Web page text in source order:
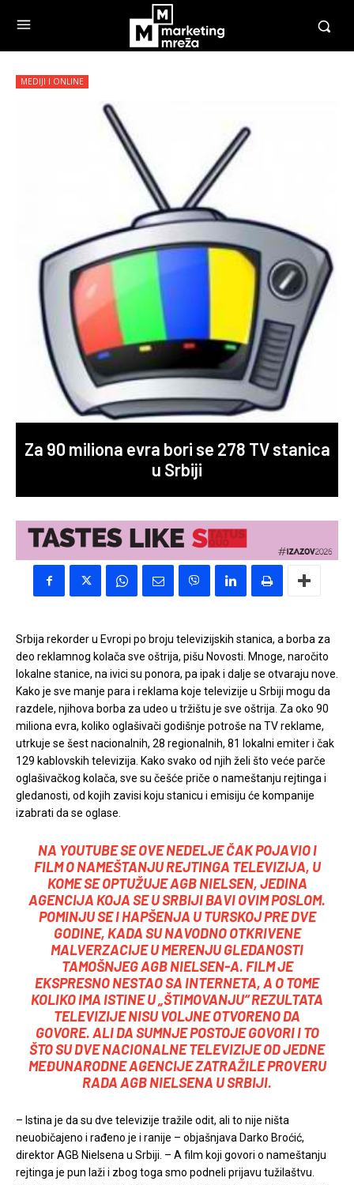
MEDIJI I ONLINE
Za 90 miliona evra bori se 278 TV stanica
u Srbiji
Srbija rekorder u Evropi po broju televizijskih stanica, a borba za
deo reklamnog kolača sve oštrija, pišu Novosti. Mnoge, naročito
lokalne stanice, na ivici su ponora, pa ipak i dalje se otvaraju nove.
Kako je sve manje para i reklama koje televizije u Srbiji mogu da
razdele, njihova borba za udeo u tržištu je sve oštrija. Za oko 90
miliona evra, koliko oglašivači godišnje potroše na TV reklame,
utrkuje se šest nacionalnih, 28 regionalnih, 81 lokalni emiter i čak
129 kablovskih televizija. Kako svako od njih želi što veće parče
oglašivačkog kolača, sve su češće priče o nameštanju rejtinga i
gledanosti, od kojih zavisi koju stanicu i emisiju će kompanije
izabrati da se oglase.
NA YOUTUBE SE OVE NEDELJE ČAK POJAVIO I
FILM O NAMEŠTANJU REJTINGA TELEVIZIJA, U
KOME SE OPTUŽUJE AGB NIELSEN, JEDINA
AGENCIJA KOJA SE U SRBIJI BAVI OVIM POSLOM.
POMINJU SE I HAPŠENJA U TURSKOJ PRE DVE
GODINE, KADA SU NAVODNO OTKRIVENE
MALVERZACIJE U MERENJU GLEDANOSTI
TAMOŠNJEG AGB NIELSEN-A. FILM JE
EKSPRESNO NESTAO SA INTERNETA, A O TOME
KOLIKO IMA ISTINE U „ŠTIMOVANJU“ REZULTATA
TELEVIZIJE NISU VOLJNE OTVORENO DA
GOVORE. ALI DA SUMNJE POSTOJE GOVORI I TO
ŠTO SU DVE NACIONALNE TELEVIZIJE OD JEDNE
MEĐUNARODNE AGENCIJE ZATRAŽILE PROVERU
RADA AGB NIELSENA U SRBIJI.
– Istina je da su dve televizije tražile odit, ali to nije ništa
neuobičajeno i rađeno je i ranije – objašnjava Darko Broćić,
direktor AGB Nielsena u Srbiji. – A film koji govori o nameštanju
rejtinga je pun laži i zbog toga smo podneli prijavu tužilaštvu.